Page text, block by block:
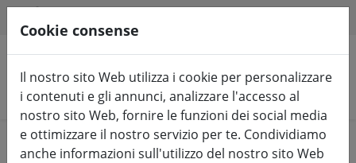
Cerca prodotti
Home Accessori
Cookie consense
Il nostro sito Web utilizza i cookie per personalizzare
i contenuti e gli annunci, analizzare l'accesso al
nostro sito Web, fornire le funzioni dei social media
e ottimizzare il nostro servizio per te. Condividiamo
anche informazioni sull'utilizzo del nostro sito Web